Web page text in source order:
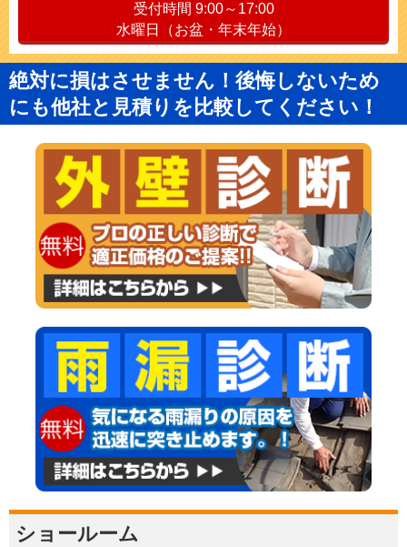
受付時間 9:00～17:00
水曜日（お盆・年末年始）
絶対に損はさせません！後悔しないため
にも他社と見積りを比較してください！
ショールーム